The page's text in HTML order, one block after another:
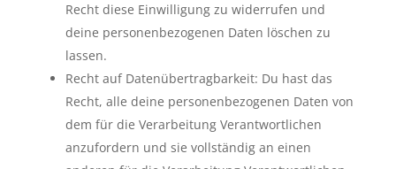
Recht diese Einwilligung zu widerrufen und
deine personenbezogenen Daten löschen zu
lassen.
Recht auf Datenübertragbarkeit: Du hast das
Recht, alle deine personenbezogenen Daten von
dem für die Verarbeitung Verantwortlichen
anzufordern und sie vollständig an einen